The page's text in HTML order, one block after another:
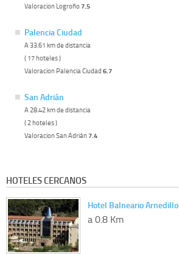
Valoracion Logroño7.5
Palencia Ciudad
A 33.61 km de distancia
( 17 hoteles )
Valoracion Palencia Ciudad 6.7
San Adrián
A 28.42 km de distancia
( 2 hoteles )
Valoracion San Adrián7.4
HOTELES CERCANOS
Hotel Balneario Arnedillo
a 0.8 Km